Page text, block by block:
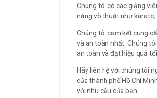
Chúng tôi có các giảng
năng võ thuật như karate,
Chúng tôi cam kết cung
và an toàn nhất. Chúng
an toàn và đạt hiệu quả tối
Hãy liên hệ với chúng tôi
của thành phố Hồ Chí
với nhu cầu của bạn.